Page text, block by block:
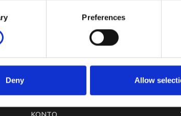
Preferences
Deny Allow
i markedet. Derfor kan der i enkelte tilfælde
KONTO